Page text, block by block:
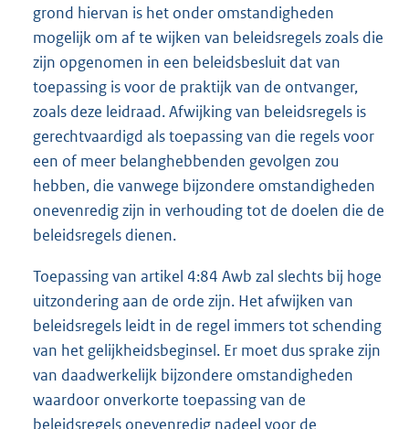
grond hiervan is het onder omstandigheden
mogelijk om af te wijken van beleidsregels zoals die
zijn opgenomen in een beleidsbesluit dat van
toepassing is voor de praktijk van de ontvanger,
zoals deze leidraad. Afwijking van beleidsregels is
gerechtvaardigd als toepassing van die regels voor
een of meer belanghebbenden gevolgen zou
hebben, die vanwege bijzondere omstandigheden
onevenredig zijn in verhouding tot de doelen die de
beleidsregels dienen.
Toepassing van artikel 4:84 Awb zal slechts bij hoge
uitzondering aan de orde zijn. Het afwijken van
beleidsregels leidt in de regel immers tot schending
van het gelijkheidsbeginsel. Er moet dus sprake zijn
van daadwerkelijk bijzondere omstandigheden
waardoor onverkorte toepassing van de
beleidsregels onevenredig nadeel voor de